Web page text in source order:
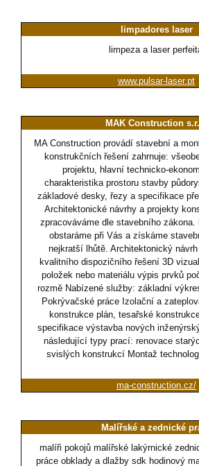
limpadores laser
limpeza a laser
www.pulsar-laser.pt
MAK Construction
MA Construction provádí stavební a
konstrukčních řešení zahrnuje:
projektu, hlavní technicko-
charakteristika prostoru stavby
základové desky, řezy a specifikace
Architektonické návrhy a projekty
zpracováváme dle stavebního
obstaráme při Vás a získáme
nejkratší lhůtě. Architektonický
kvalitního dispozičního řešení 3D
položek nebo materiálu výpis prvků
rozmě Nabízené služby: základní
Pokrývačské práce Izolační a
konstrukce plán, tesařské
specifikace výstavba nových
následující typy prací: renovace
svislých konstrukcí Montaž
ma-construction.cz/
Malířské a zednické
malíři pokojů malířské lakýrnické
práce obklady a dlažby sdk hodinový